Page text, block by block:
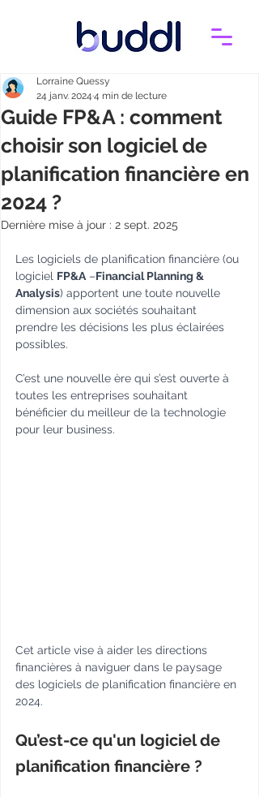
Guide FP&A : comment
choisir son logiciel de
planification financière en
2024 ?
Lorraine Quessy
24 janv. 2024 4 min de lecture
Dernière mise à jour : 2 sept. 2025
Les logiciels de planification financière (ou
logiciel FP&A –Financial Planning &
Analysis) apportent une toute nouvelle
dimension aux sociétés souhaitant
prendre les décisions les plus éclairées
possibles.
C’est une nouvelle ère qui s’est ouverte à
toutes les entreprises souhaitant
bénéficier du meilleur de la technologie
pour leur business.
Cet article vise à aider les directions
financières à naviguer dans le paysage
des logiciels de planification financière en
2024.
Qu’est-ce qu'un logiciel de
planification financière ?